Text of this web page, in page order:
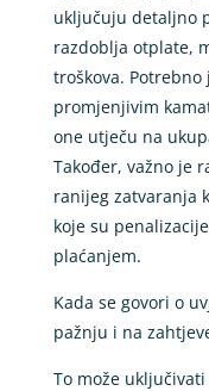
uključuju detaljno
razdoblja otplate,
troškova.
promjenjivim
one utječu na
Također, važno je
ranijeg zatvaranja
koje su
plaćanjem.
Kada se govori o
pažnju i na
To može